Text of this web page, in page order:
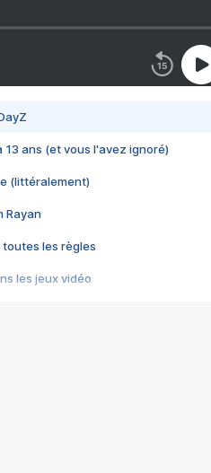
13 ans (et vous l'avez ignoré)
(littéralement)
Rayan
toutes les règles
les jeux vidéo